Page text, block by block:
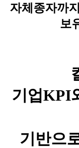
자체종자까
보
기업KPI
기반으